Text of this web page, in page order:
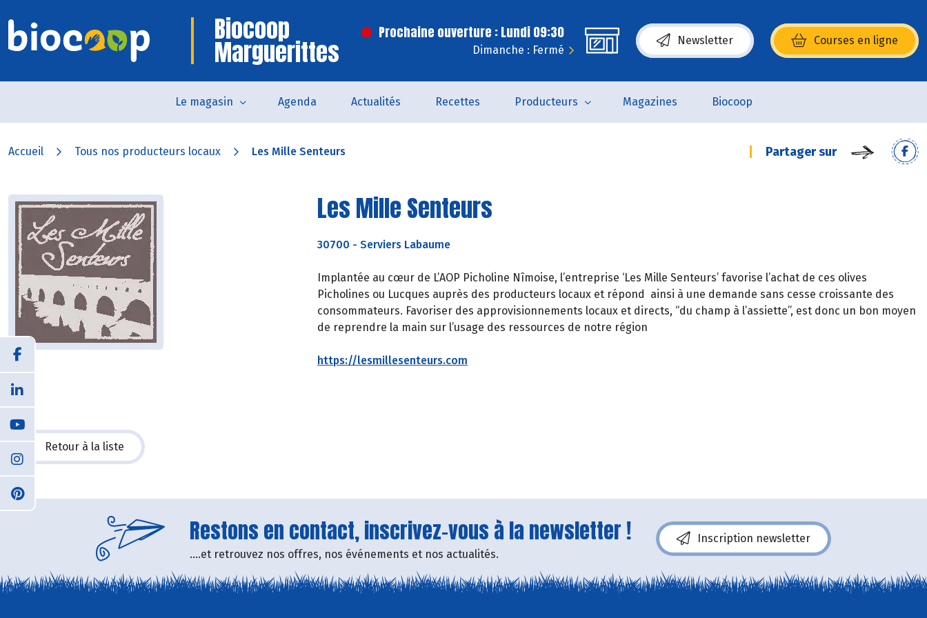
Biocoop
Marguerittes
Prochaine ouverture : Lundi 09:30
Dimanche : Fermé
Newsletter Courses en ligne
(s’ouvre dans une nouvelle fenêtre)
Le magasin Agenda Actualités Recettes Producteurs Magazines Biocoop
Accueil Tous nos producteurs locaux Les Mille Senteurs Partager sur
Les Mille Senteurs
30700 - Serviers Labaume
Implantée au cœur de L’AOP Picholine Nîmoise, l’entreprise ‘Les Mille Senteurs’ favorise l’achat de ces olives
Picholines ou Lucques auprès des producteurs locaux et répond ainsi à une demande sans cesse croissante des
consommateurs. Favoriser des approvisionnements locaux et directs, “du champ à l’assiette”, est donc un bon moyen
de reprendre la main sur l’usage des ressources de notre région
https://lesmillesenteurs.com
Retour à la liste
Restons en contact, inscrivez-vous à la newsletter !
....et retrouvez nos offres, nos événements et nos actualités.
Inscription newsletter